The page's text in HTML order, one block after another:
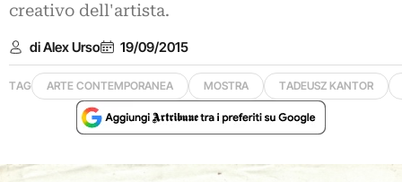
creativo dell'artista.
di Alex Urso 19/09/2015
TAG ARTE CONTEMPORANEA MOSTRA TADEUSZ KANTOR